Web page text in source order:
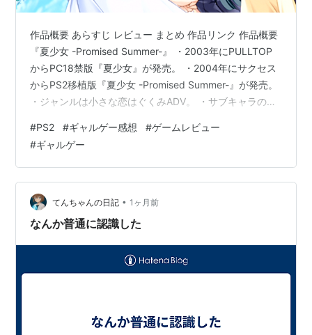
作品概要 あらすじ レビュー まとめ 作品リンク 作品概要
『夏少女 -Promised Summer-』 ・2003年にPULLTOP
からPC18禁版『夏少女』が発売。 ・2004年にサクセス
からPS2移植版『夏少女 -Promised Summer-』が発売。
・ジャンルは小さな恋はぐくみADV。 ・サブキャラの白
とにテーマ曲あり。 ・セーブ数は50。 ・クイックセー
ブ、クイックロードなし。 あらすじ 天文部所属の主人公
瀬川真人(せがわまさとは上郷町に訪れる。 夏休みの間に
同じ天文部で友達でもある城樹一郎(ゆうきじゅいちろう
に 彼の故郷…
#PS2 #ギャルゲー感想 #ゲームレビュー
#ギャルゲー
てんちゃんの日記 • 1ヶ月前
なんか普通に認識した